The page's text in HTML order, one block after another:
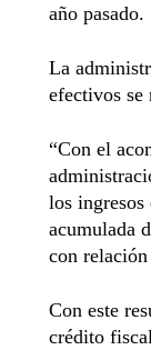
año pasado.
La
efectivos se
“Con el
los ingresos
acumulada
con
Con este
crédito